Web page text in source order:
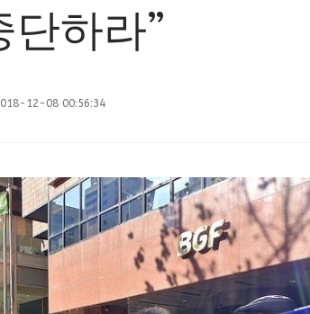
단하라”
12-08 00:56:34